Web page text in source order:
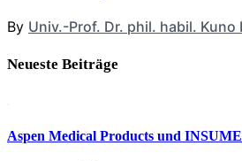
By Univ.-Prof. Dr. phil. habil.
Neueste Beiträge
Aspen Medical Products und